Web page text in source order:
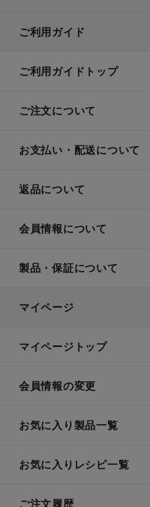
ご利用ガイド
ご利用ガイドトップ
ご注文について
お支払い・配送について
返品について
会員情報について
製品・保証について
マイページ
マイページトップ
会員情報の変更
お気に入り製品一覧
お気に入りレシピ一覧
ご注文履歴